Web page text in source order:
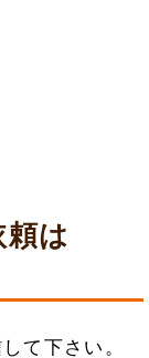
頼は
て下さい。